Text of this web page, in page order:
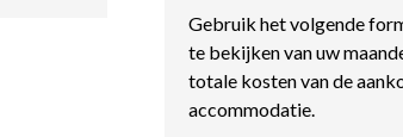
Gebruik het volgende
te bekijken van uw
totale kosten van de
accommodatie.